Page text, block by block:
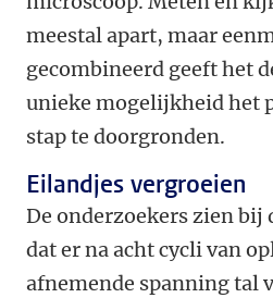
meestal apart, maar
gecombineerd geeft het
unieke mogelijkheid het
stap te doorgronden.
Eilandjes vergroeien
De onderzoekers zien bij
dat er na acht cycli van
afnemende spanning tal